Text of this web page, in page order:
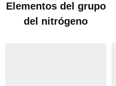
Elementos del grupo
del nitrógeno